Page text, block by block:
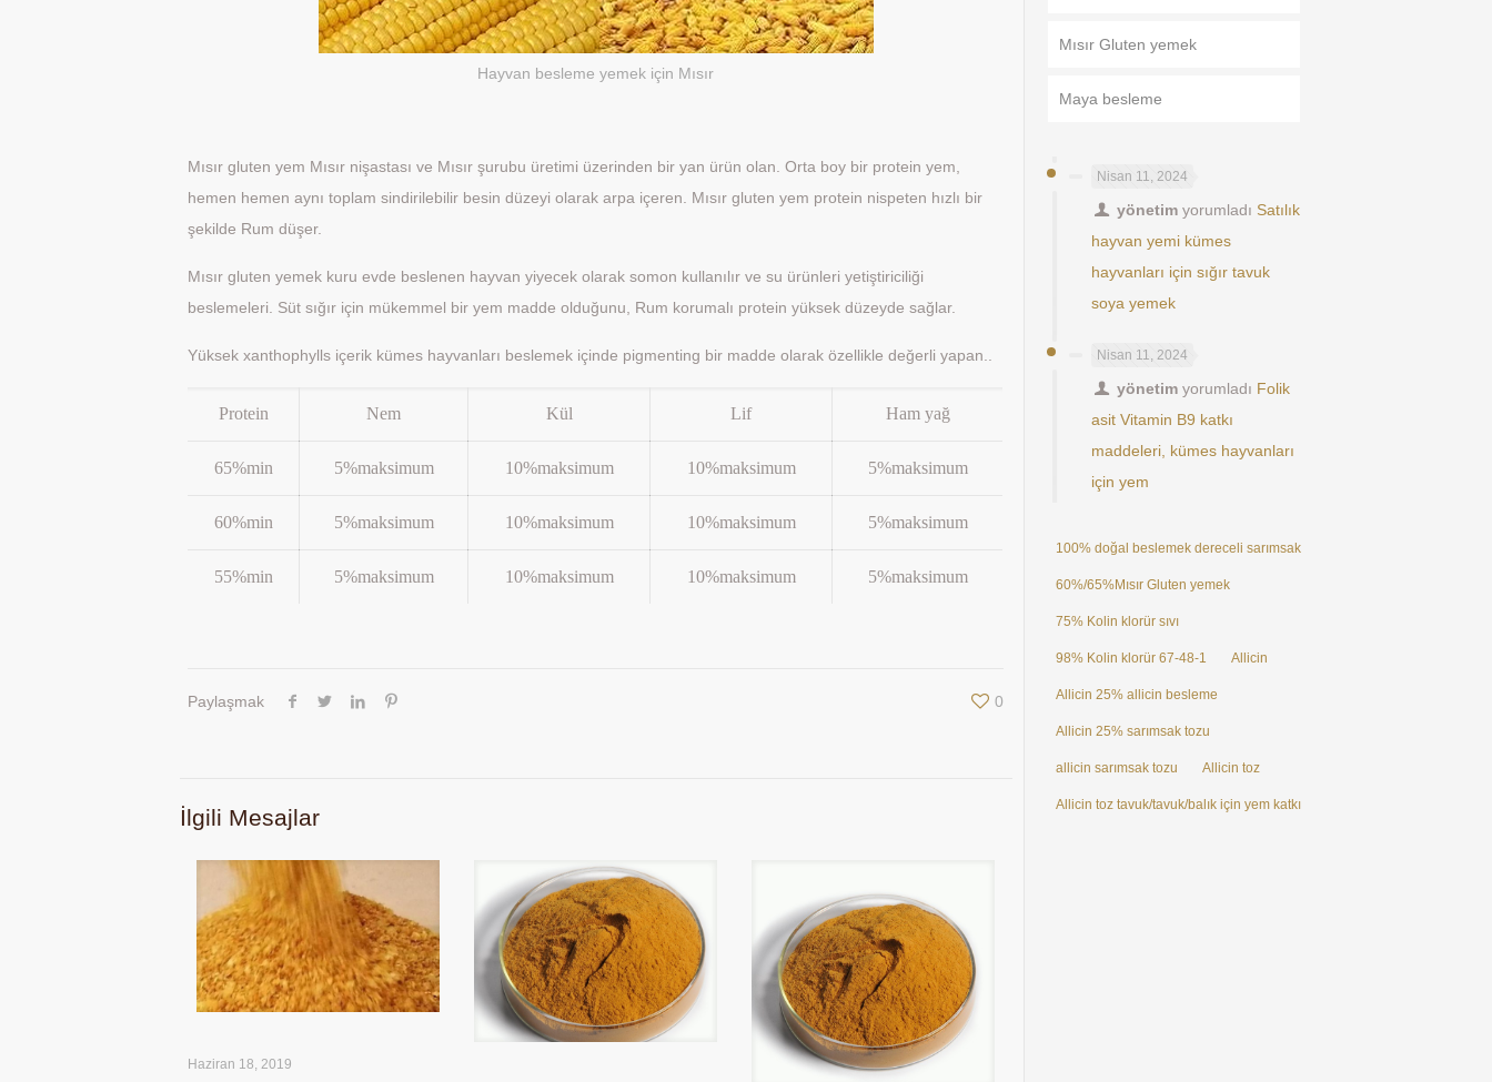
Hayvan besleme yemek için Mısır
Mısır gluten yem Mısır nişastası ve Mısır şurubu üretimi üzerinden bir yan ürün olan. Orta boy bir protein yem,
hemen hemen aynı toplam sindirilebilir besin düzeyi olarak arpa içeren. Mısır gluten yem protein nispeten hızlı bir
şekilde Rum düşer.
Mısır gluten yemek kuru evde beslenen hayvan yiyecek olarak somon kullanılır ve su ürünleri yetiştiriciliği
beslemeleri. Süt sığır için mükemmel bir yem madde olduğunu, Rum korumalı protein yüksek düzeyde sağlar.
Yüksek xanthophylls içerik kümes hayvanları beslemek içinde pigmenting bir madde olarak özellikle değerli yapan..
Protein Nem Kül Lif Ham yağ
65%min 5%maksimum 10%maksimum 10%maksimum 5%maksimum
60%min 5%maksimum 10%maksimum 10%maksimum 5%maksimum
55%min 5%maksimum 10%maksimum 10%maksimum 5%maksimum
Paylaşmak 0
İlgili Mesajlar
Haziran 18, 2019
Mısır Gluten yemek
Maya besleme
Nisan 11, 2024
yönetim yorumladı Satılık
hayvan yemi kümes
hayvanları için sığır tavuk
soya yemek
Nisan 11, 2024
yönetim yorumladı Folik
asit Vitamin B9 katkı
maddeleri, kümes hayvanları
için yem
100% doğal beslemek dereceli sarımsak özü Allicin toz 25%
60%/65%Mısır Gluten yemek
75% Kolin klorür sıvı
98% Kolin klorür 67-48-1 Allicin
Allicin 25% allicin besleme
Allicin 25% sarımsak tozu
allicin sarımsak tozu Allicin toz
Allicin toz tavuk/tavuk/balık için yem katkı maddeleri